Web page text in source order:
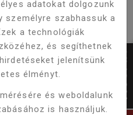
adatokat dolgozunk
személyre szabhassuk a
a technológiák
és segíthetnek
jelenítsünk
élményt.
és weboldalunk
is használjuk.